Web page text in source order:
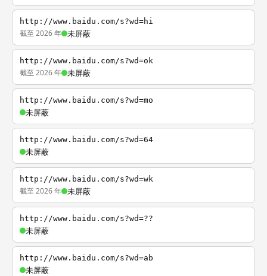
http://www.baidu.com/s?wd=hi
截至 2026 年 未屏蔽
http://www.baidu.com/s?wd=ok
截至 2026 年 未屏蔽
http://www.baidu.com/s?wd=mo
未屏蔽
http://www.baidu.com/s?wd=64
未屏蔽
http://www.baidu.com/s?wd=wk
截至 2026 年 未屏蔽
http://www.baidu.com/s?wd=??
未屏蔽
http://www.baidu.com/s?wd=ab
未屏蔽